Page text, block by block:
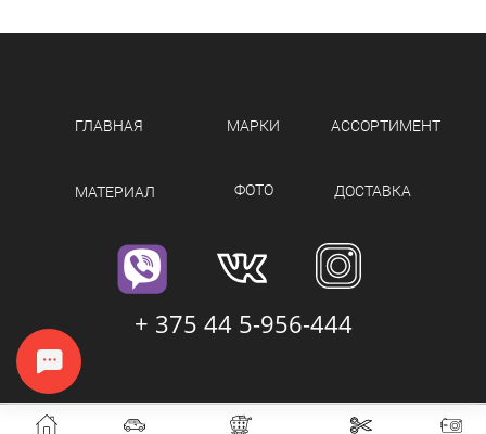
ГЛАВНАЯ
МАТЕРИАЛ
МАРКИ
ФОТО
АССОРТИМЕНТ
ДОСТАВКА
+ 375 44 5-956-444